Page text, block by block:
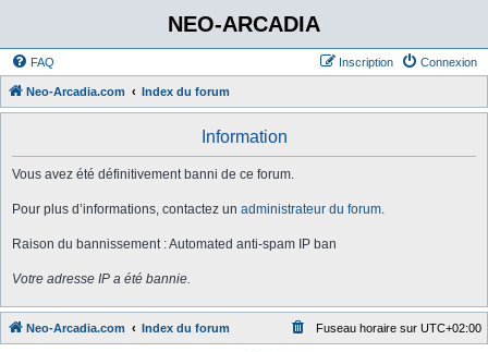
NEO-ARCADIA
FAQ Connexion
Inscription
Neo-Arcadia.com Index du forum
Information
Vous avez été définitivement banni de ce forum.
Pour plus d’informations, contactez un administrateur du forum.
Raison du bannissement : Automated anti-spam IP ban
Votre adresse IP a été bannie.
Neo-Arcadia.com Index du forum Fuseau horaire sur UTC+02:00